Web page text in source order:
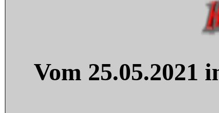
Vom 25.05.2021